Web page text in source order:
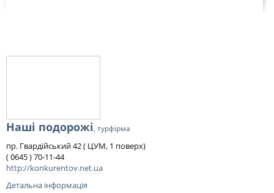
Наші подорожі, турфірма
пр. Гвардійський 42 ( ЦУМ, 1 поверх)
( 0645 ) 70-11-44
http://konkurentov.net.ua
Детальна інформація